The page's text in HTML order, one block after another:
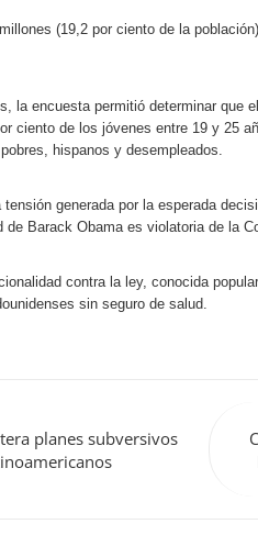
(19,2 por ciento de la
la encuesta permitió determinar que
ciento de los jóvenes entre 19 y 25
hispanos y desempleados.
generada por la esperada
de Barack Obama es violatoria de la
contra la ley, conocida
sin seguro de salud.
planes subversivos